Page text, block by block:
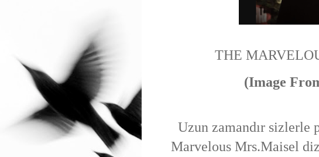
THE
(Image
Uzun zamandır sizlerle
Marvelous Mrs.Maisel